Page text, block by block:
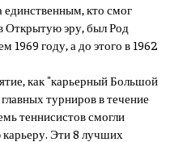
единственным, кто смог
Открытую эру, был Род
1969 году, а до этого в 1962
как "карьерный Большой
турниров в течение
теннисистов смогли
Эти 8 лучших